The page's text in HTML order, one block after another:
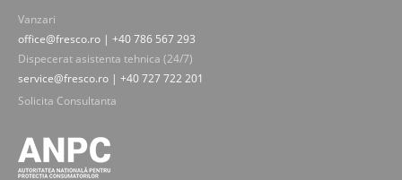
Vanzari
office@fresco.ro | +40 786 567 293
Dispecerat asistenta tehnica (24/7)
service@fresco.ro | +40 727 722 201
Solicita Consultanta